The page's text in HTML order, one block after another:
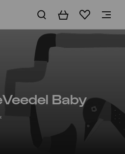
WarenkorbMerkliste
Baby